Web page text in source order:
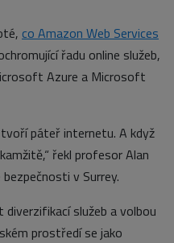
co Amazon Web Services
řadu online služeb,
Azure a Microsoft
páteř internetu. A když
řekl profesor Alan
v Surrey.
služeb a volbou
prostředí se jako